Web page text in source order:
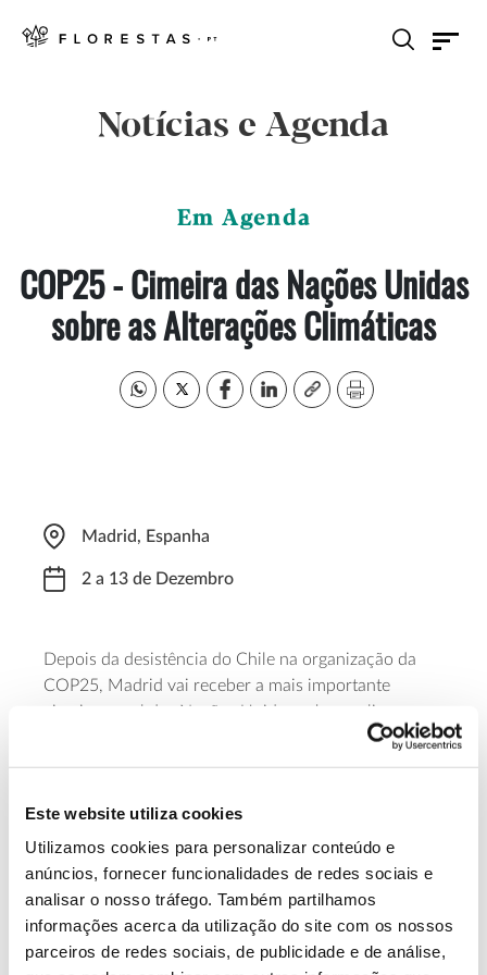
Este website utiliza cookies
Utilizamos cookies para personalizar conteúdo e
anúncios, fornecer funcionalidades de redes sociais e
analisar o nosso tráfego. Também partilhamos
informações acerca da utilização do site com os nossos
parceiros de redes sociais, de publicidade e de análise,
Notícias e Agenda
Em Agenda
COP25 - Cimeira das Nações Unidas
sobre as Alterações Climáticas
Madrid, Espanha
2 a 13 de Dezembro
Depois da desistência do Chile na organização da
COP25, Madrid vai receber a mais importante
cimeira anual das Nações Unidas sobre o clima.
Espera-se que, na cimeira, as delegações dos vários
países presentes possam definir quais serão os
climática, na sequência das diretrizes definidas pela
COP24 de 2018, na Polónia.
13.07.2026